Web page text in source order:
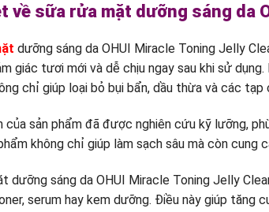
về sữa rửa mặt dưỡng sáng da
dưỡng sáng da OHUI Miracle Toning Jelly
giác tươi mới và dễ chịu ngay sau khi sử
chỉ giúp loại bỏ bụi bẩn, dầu thừa và các
của sản phẩm đã được nghiên cứu kỹ lưỡng,
không chỉ giúp làm sạch sâu mà còn
dưỡng sáng da OHUI Miracle Toning Jelly
serum hay kem dưỡng. Điều này giúp tăng